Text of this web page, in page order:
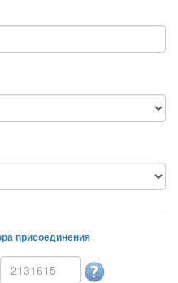
присоединения